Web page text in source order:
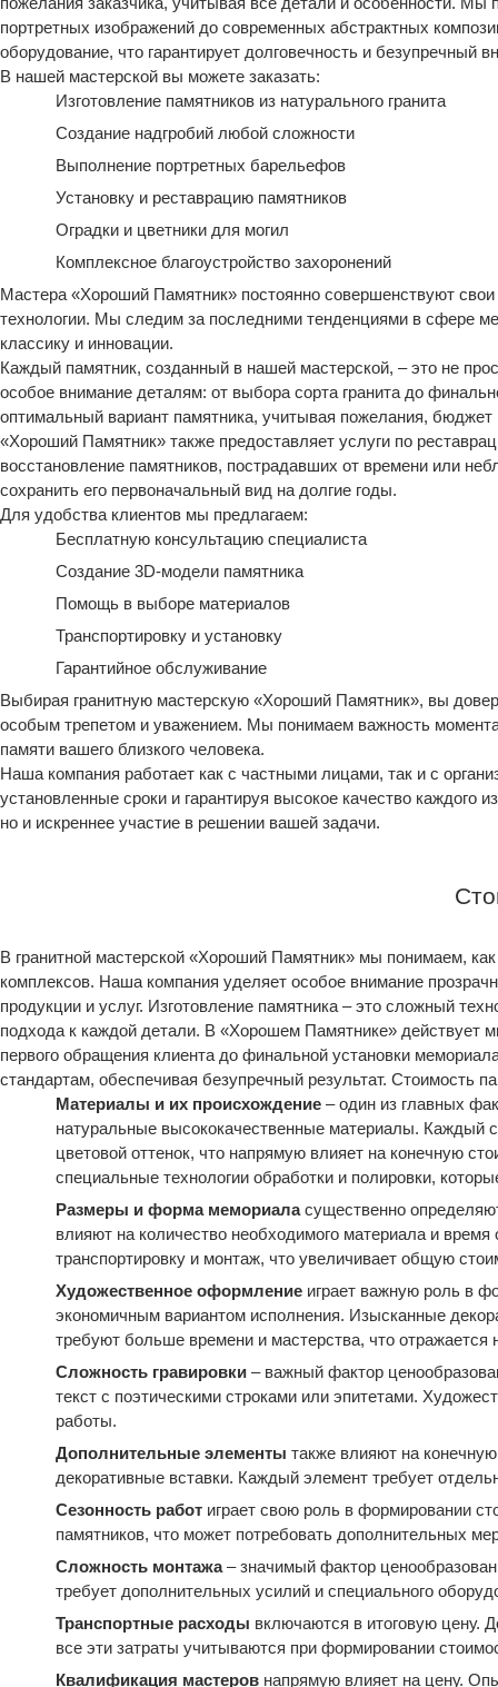
портретных изображений до современных абстрактных
оборудование, что гарантирует долговечность и безупречный
В нашей мастерской вы можете заказать:
Изготовление памятников из натурального гранита
Создание надгробий любой сложности
Выполнение портретных барельефов
Установку и реставрацию памятников
Оградки и цветники для могил
Комплексное благоустройство захоронений
Мастера «Хороший Памятник» постоянно совершенствуют
технологии. Мы следим за последними тенденциями в сфере
классику и инновации.
Каждый памятник, созданный в нашей мастерской, – это не
особое внимание деталям: от выбора сорта гранита до
оптимальный вариант памятника, учитывая пожелания, бюджет
«Хороший Памятник» также предоставляет услуги по
восстановление памятников, пострадавших от времени или
сохранить его первоначальный вид на долгие годы.
Для удобства клиентов мы предлагаем:
Бесплатную консультацию специалиста
Создание 3D-модели памятника
Помощь в выборе материалов
Транспортировку и установку
Гарантийное обслуживание
Выбирая гранитную мастерскую «Хороший Памятник», вы
особым трепетом и уважением. Мы понимаем важность
памяти вашего близкого человека.
Наша компания работает как с частными лицами, так и с
установленные сроки и гарантируя высокое качество
но и искреннее участие в решении вашей задачи.
В гранитной мастерской «Хороший Памятник» мы понимаем,
комплексов. Наша компания уделяет особое внимание
продукции и услуг. Изготовление памятника – это сложный
подхода к каждой детали. В «Хорошем Памятнике» действует
первого обращения клиента до финальной установки
стандартам, обеспечивая безупречный результат. Стоимость
Материалы и их происхождение – один из главных
натуральные высококачественные материалы. Каждый
цветовой оттенок, что напрямую влияет на конечную
специальные технологии обработки и полировки,
Размеры и форма мемориаласущественно
влияют на количество необходимого материала и
транспортировку и монтаж, что увеличивает общую
Художественное оформление играет важную роль в
экономичным вариантом исполнения. Изысканные
требуют больше времени и мастерства, что отражается
Сложность гравировки – важный фактор
текст с поэтическими строками или эпитетами.
работы.
Дополнительные элементы также влияют на
декоративные вставки. Каждый элемент требует
Сезонность работ играет свою роль в формировании
памятников, что может потребовать дополнительных
Сложность монтажа– значимый фактор
требует дополнительных усилий и специального
Транспортные расходы включаются в итоговую цену.
все эти затраты учитываются при формировании
Квалификация мастеров напрямую влияет на цену.